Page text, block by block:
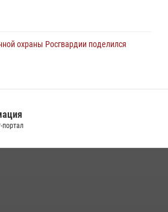
охраны Росгвардии поделился
портал